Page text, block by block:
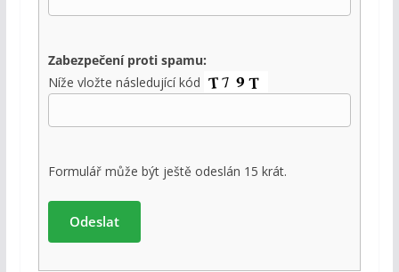
Zabezpečení proti spamu:
Níže vložte následující kód
Formulář může být ještě odeslán 15 krát.